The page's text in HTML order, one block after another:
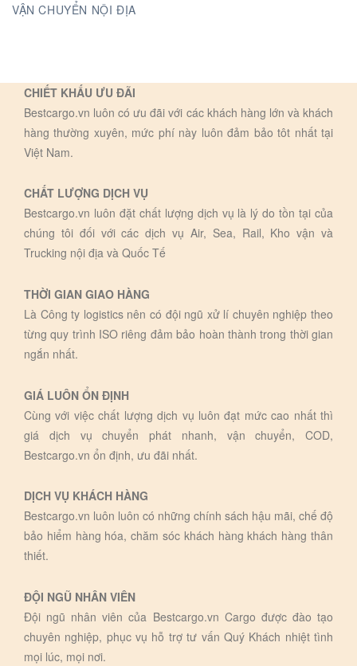
VẬN CHUYỂN NỘI ĐỊA
CHIẾT KHẤU ƯU ĐÃI
Bestcargo.vn luôn có ưu đãi với các khách hàng lớn và khách
hàng thường xuyên, mức phí này luôn đảm bảo tôt nhất tại
Việt Nam.
CHẤT LƯỢNG DỊCH VỤ
Bestcargo.vn luôn đặt chất lượng dịch vụ là lý do tồn tại của
chúng tôi đối với các dịch vụ Air, Sea, Rail, Kho vận và
Trucking nội địa và Quốc Tế
THỜI GIAN GIAO HÀNG
Là Công ty logistics nên có đội ngũ xử lí chuyên nghiệp theo
từng quy trình ISO riêng đảm bảo hoàn thành trong thời gian
ngắn nhất.
GIÁ LUÔN ỔN ĐỊNH
Cùng với việc chất lượng dịch vụ luôn đạt mức cao nhất thì
giá dịch vụ chuyển phát nhanh, vận chuyển, COD,
Bestcargo.vn ổn định, ưu đãi nhất.
DỊCH VỤ KHÁCH HÀNG
Bestcargo.vn luôn luôn có những chính sách hậu mãi, chế độ
bảo hiểm hàng hóa, chăm sóc khách hàng khách hàng thân
thiết.
ĐỘI NGŨ NHÂN VIÊN
Đội ngũ nhân viên của Bestcargo.vn Cargo được đào tạo
chuyên nghiệp, phục vụ hỗ trợ tư vấn Quý Khách nhiệt tình
mọi lúc, mọi nơi.